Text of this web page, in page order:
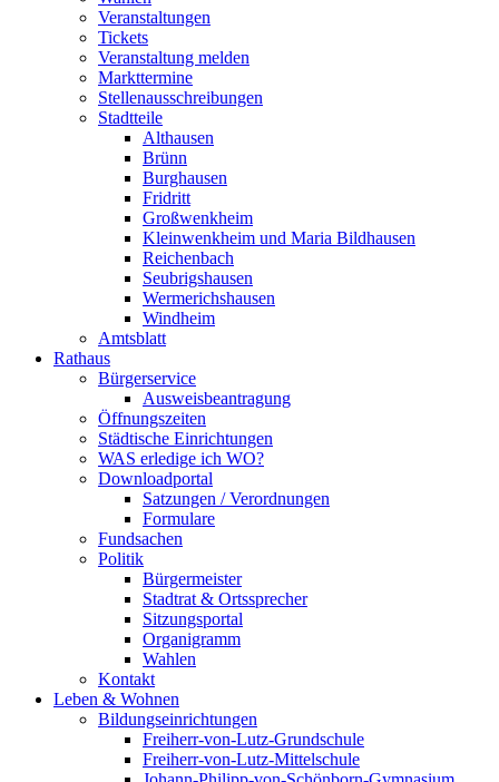
Veranstaltungen
Tickets
Veranstaltung melden
Markttermine
Stellenausschreibungen
Stadtteile
Althausen
Brünn
Burghausen
Fridritt
Großwenkheim
Kleinwenkheim und Maria Bildhausen
Reichenbach
Seubrigshausen
Wermerichshausen
Windheim
Amtsblatt
Rathaus
Bürgerservice
Ausweisbeantragung
Öffnungszeiten
Städtische Einrichtungen
WAS erledige ich WO?
Downloadportal
Satzungen / Verordnungen
Formulare
Fundsachen
Politik
Bürgermeister
Stadtrat & Ortssprecher
Sitzungsportal
Organigramm
Wahlen
Kontakt
Leben & Wohnen
Bildungseinrichtungen
Freiherr-von-Lutz-Grundschule
Freiherr-von-Lutz-Mittelschule